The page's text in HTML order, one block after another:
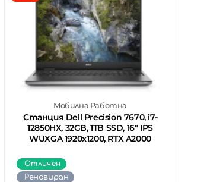
Мобилна Работна
Станция Dell Precision 7670, i7-
12850HX, 32GB, 1TB SSD, 16" IPS
WUXGA 1920x1200, RTX A2000
Отличен
Реновиран